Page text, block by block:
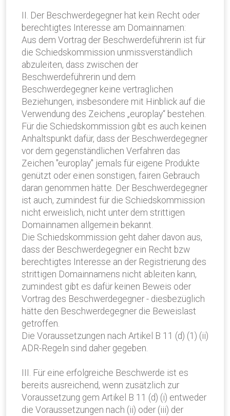
II. Der Beschwerdegegner hat kein Recht oder
berechtigtes Interesse am Domainnamen:
Aus dem Vortrag der Beschwerdeführerin ist für
die Schiedskommission unmissverständlich
abzuleiten, dass zwischen der
Beschwerdeführerin und dem
Beschwerdegegner keine vertraglichen
Beziehungen, insbesondere mit Hinblick auf die
Verwendung des Zeichens „europlay“ bestehen.
Für die Schiedskommission gibt es auch keinen
Anhaltspunkt dafür, dass der Beschwerdegegner
vor dem gegenständlichen Verfahren das
Zeichen "europlay" jemals für eigene Produkte
genützt oder einen sonstigen, fairen Gebrauch
daran genommen hätte. Der Beschwerdegegner
ist auch, zumindest für die Schiedskommission
nicht erweislich, nicht unter dem strittigen
Domainnamen allgemein bekannt.
Die Schiedskommission geht daher davon aus,
dass der Beschwerdegegner ein Recht bzw
berechtigtes Interesse an der Registrierung des
strittigen Domainnamens nicht ableiten kann,
zumindest gibt es dafür keinen Beweis oder
Vortrag des Beschwerdegegner - diesbezüglich
hätte den Beschwerdegegner die Beweislast
getroffen.
Die Voraussetzungen nach Artikel B 11 (d) (1) (ii)
ADR-Regeln sind daher gegeben.
III. Für eine erfolgreiche Beschwerde ist es
bereits ausreichend, wenn zusätzlich zur
Voraussetzung gem Artikel B 11 (d) (i) entweder
die Voraussetzungen nach (ii) oder (iii) der